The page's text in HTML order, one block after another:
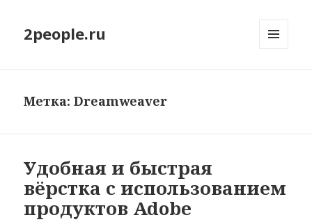
2people.ru
Метка: Dreamweaver
Удобная и быстрая
вёрстка с использованием
продуктов Adobe